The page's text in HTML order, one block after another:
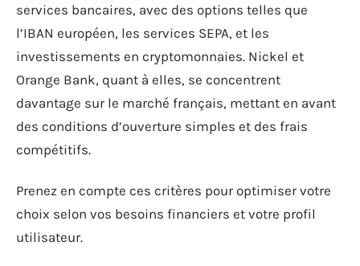
services bancaires, avec des options telles que
l’IBAN européen, les services SEPA, et les
investissements en cryptomonnaies. Nickel et
Orange Bank, quant à elles, se concentrent
davantage sur le marché français, mettant en avant
des conditions d’ouverture simples et des frais
compétitifs.
Prenez en compte ces critères pour optimiser votre
choix selon vos besoins financiers et votre profil
utilisateur.